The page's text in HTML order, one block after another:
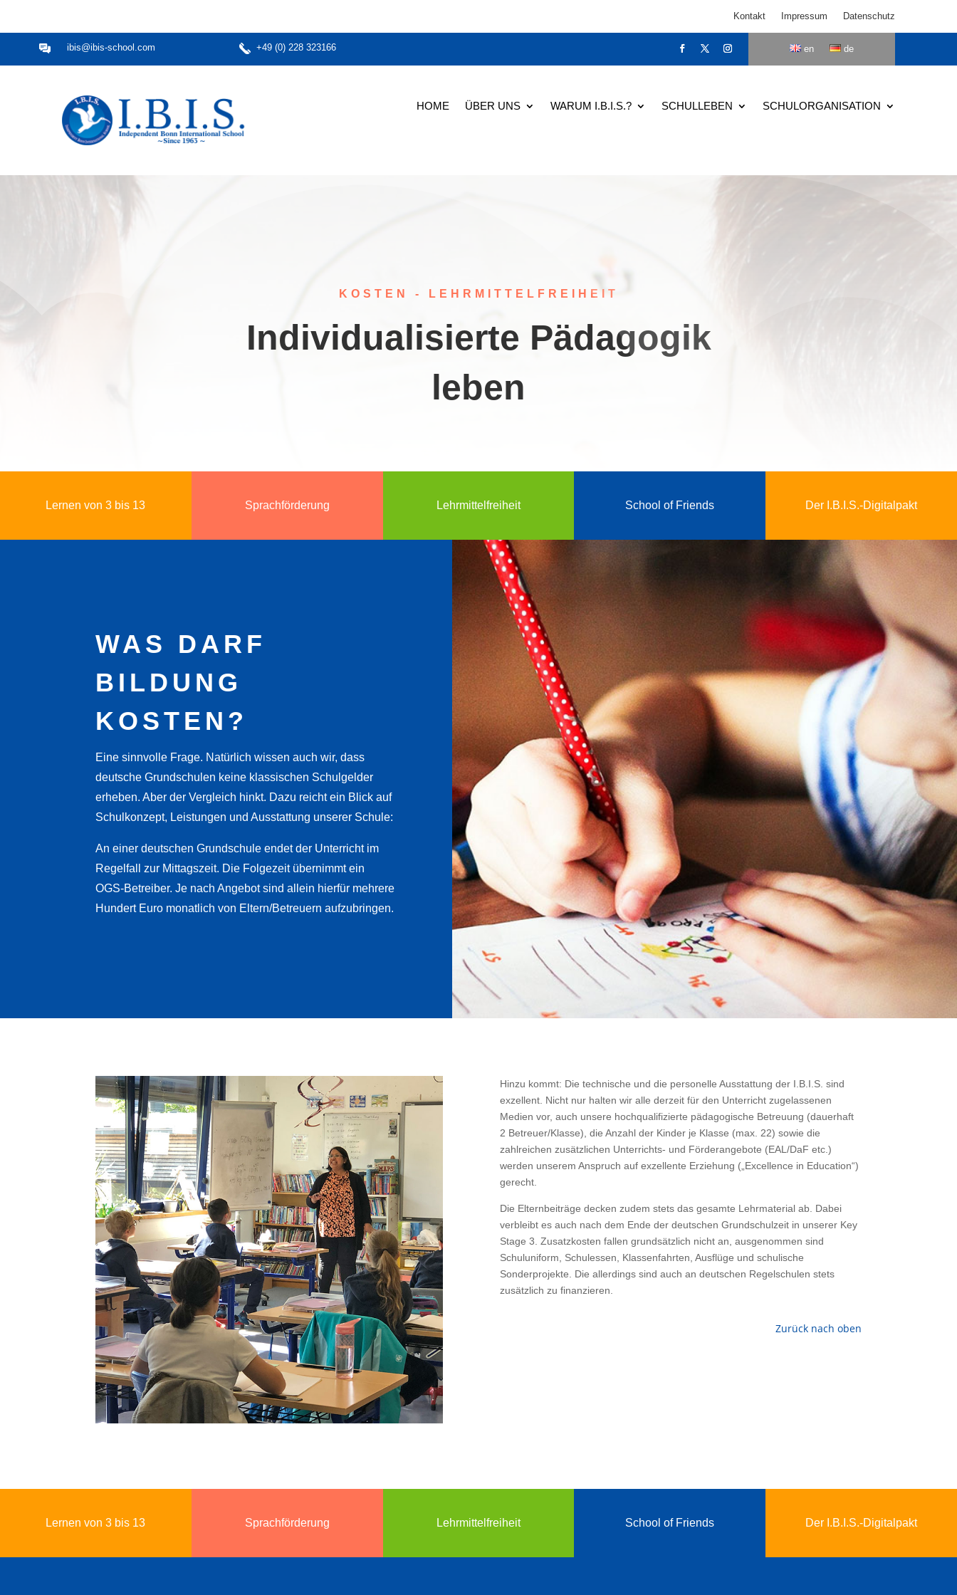
Kontakt Impressum Datenschutz
ibis@ibis-school.com +49 (0) 228 323166 en de
HOME ÜBER UNS WARUM I.B.I.S.? SCHULLEBEN SCHULORGANISATION
KOSTEN - LEHRMITTELFREIHEIT
Individualisierte Pädagogik
leben
Lernen von 3 bis 13 Sprachförderung Lehrmittelfreiheit School of Friends Der I.B.I.S.-Digitalpakt
WAS DARF
BILDUNG
KOSTEN?
Eine sinnvolle Frage. Natürlich wissen auch wir, dass
deutsche Grundschulen keine klassischen Schulgelder
erheben. Aber der Vergleich hinkt. Dazu reicht ein Blick auf
Schulkonzept, Leistungen und Ausstattung unserer Schule:
An einer deutschen Grundschule endet der Unterricht im
Regelfall zur Mittagszeit. Die Folgezeit übernimmt ein
OGS-Betreiber. Je nach Angebot sind allein hierfür mehrere
Hundert Euro monatlich von Eltern/Betreuern aufzubringen.
Hinzu kommt: Die technische und die personelle Ausstattung der I.B.I.S. sind
exzellent. Nicht nur halten wir alle derzeit für den Unterricht zugelassenen
Medien vor, auch unsere hochqualifizierte pädagogische Betreuung (dauerhaft
2 Betreuer/Klasse), die Anzahl der Kinder je Klasse (max. 22) sowie die
zahlreichen zusätzlichen Unterrichts- und Förderangebote (EAL/DaF etc.)
werden unserem Anspruch auf exzellente Erziehung („Excellence in Education“)
gerecht.
Die Elternbeiträge decken zudem stets das gesamte Lehrmaterial ab. Dabei
verbleibt es auch nach dem Ende der deutschen Grundschulzeit in unserer Key
Stage 3. Zusatzkosten fallen grundsätzlich nicht an, ausgenommen sind
Schuluniform, Schulessen, Klassenfahrten, Ausflüge und schulische
Sonderprojekte. Die allerdings sind auch an deutschen Regelschulen stets
zusätzlich zu finanzieren.
Zurück nach oben
Lernen von 3 bis 13 Sprachförderung Lehrmittelfreiheit School of Friends Der I.B.I.S.-Digitalpakt